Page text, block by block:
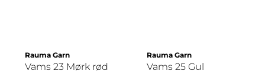
Rauma Garn
Vams 23 Mørk rød
Rauma Garn
Vams 25 Gul